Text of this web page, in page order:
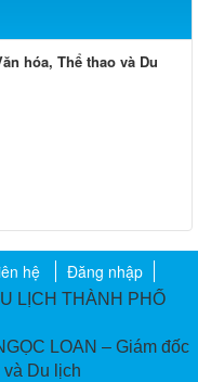
hóa, Thể thao và Du
hệ Đăng nhập
LỊCH THÀNH PHỐ
LOAN – Giám đốc
Du lịch